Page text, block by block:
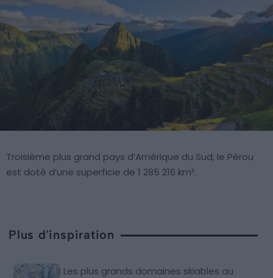
Troisième plus grand pays d’Amérique du Sud, le Pérou
est doté d’une superficie de 1 285 216 km².
Plus d'inspiration
Les plus grands domaines skiables au